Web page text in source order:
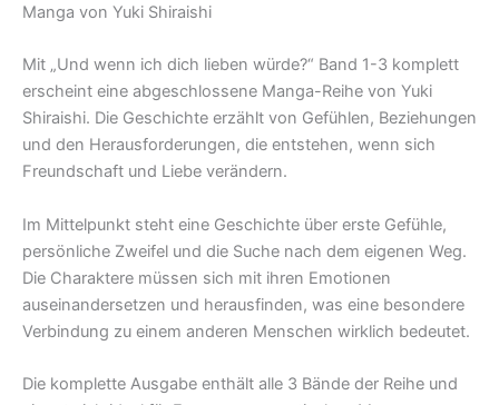
Manga von Yuki Shiraishi
Mit „Und wenn ich dich lieben würde?“ Band 1-3 komplett
erscheint eine abgeschlossene Manga-Reihe von Yuki
Shiraishi. Die Geschichte erzählt von Gefühlen, Beziehungen
und den Herausforderungen, die entstehen, wenn sich
Freundschaft und Liebe verändern.
Im Mittelpunkt steht eine Geschichte über erste Gefühle,
persönliche Zweifel und die Suche nach dem eigenen Weg.
Die Charaktere müssen sich mit ihren Emotionen
auseinandersetzen und herausfinden, was eine besondere
Verbindung zu einem anderen Menschen wirklich bedeutet.
Die komplette Ausgabe enthält alle 3 Bände der Reihe und